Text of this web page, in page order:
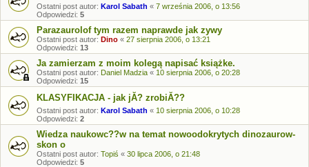
Ostatni post autor: Karol Sabath « 7 września 2006, o 13:56
Odpowiedzi: 5
Parazaurolof tym razem naprawde jak zywy
Ostatni post autor: Dino « 27 sierpnia 2006, o 13:21
Odpowiedzi: 13
Ja zamierzam z moim kolegą napisać książke.
Ostatni post autor: Daniel Madzia « 10 sierpnia 2006, o 20:28
Odpowiedzi: 15
KLASYFIKACJA - jak jĂ? zrobiĂ??
Ostatni post autor: Karol Sabath « 10 sierpnia 2006, o 10:28
Odpowiedzi: 2
Wiedza naukowc??w na temat nowoodokrytych dinozaurow-
skon o
Ostatni post autor: Topiś « 30 lipca 2006, o 21:48
Odpowiedzi: 5